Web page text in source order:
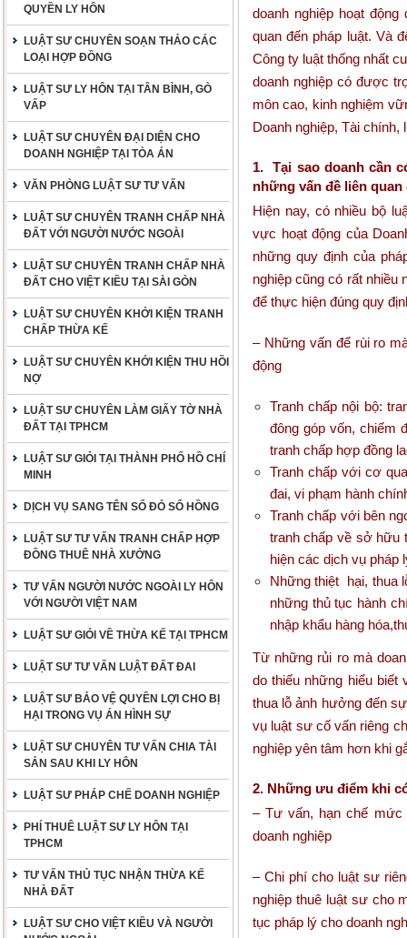
QUYỀN LY HÔN
LUẬT SƯ CHUYÊN SOẠN THẢO CÁC
LOẠI HỢP ĐỒNG
LUẬT SƯ LY HÔN TẠI TÂN BÌNH, GÒ
VẤP
LUẬT SƯ CHUYÊN ĐẠI DIỆN CHO
DOANH NGHIỆP TẠI TÒA ÁN
VĂN PHÒNG LUẬT SƯ TƯ VẤN
LUẬT SƯ CHUYÊN TRANH CHẤP NHÀ
ĐẤT VỚI NGƯỜI NƯỚC NGOÀI
LUẬT SƯ CHUYÊN TRANH CHẤP NHÀ
ĐẤT CHO VIỆT KIỀU TẠI SÀI GÒN
LUẬT SƯ CHUYÊN KHỞI KIỆN TRANH
CHẤP THỪA KẾ
LUẬT SƯ CHUYÊN KHỞI KIỆN THU HỒI
NỢ
LUẬT SƯ CHUYÊN LÀM GIẤY TỜ NHÀ
ĐẤT TẠI TPHCM
LUẬT SƯ GIỎI TẠI THÀNH PHỐ HỒ CHÍ
MINH
DỊCH VỤ SANG TÊN SỔ ĐỎ SỔ HỒNG
LUẬT SƯ TƯ VẤN TRANH CHẤP HỢP
ĐỒNG THUÊ NHÀ XƯỞNG
TƯ VẤN NGƯỜI NƯỚC NGOÀI LY HÔN
VỚI NGƯỜI VIỆT NAM
LUẬT SƯ GIỎI VỀ THỪA KẾ TẠI TPHCM
LUẬT SƯ TƯ VẤN LUẬT ĐẤT ĐAI
LUẬT SƯ BẢO VỆ QUYỀN LỢI CHO BỊ
HẠI TRONG VỤ ÁN HÌNH SỰ
LUẬT SƯ CHUYÊN TƯ VẤN CHIA TÀI
SẢN SAU KHI LY HÔN
LUẬT SƯ PHÁP CHẾ DOANH NGHIỆP
PHÍ THUÊ LUẬT SƯ LY HÔN TẠI
TPHCM
TƯ VẤN THỦ TỤC NHẬN THỪA KẾ
NHÀ ĐẤT
LUẬT SƯ CHO VIỆT KIỀU VÀ NGƯỜI
doanh nghiệp hoạt
quan đến pháp luật. Và
Công ty luật thống nhất
doanh nghiệp có được
môn cao, kinh nghiệm
Doanh nghiệp, Tài
1. Tại sao doanh cần
những vấn đề liên quan
Hiện nay, có nhiều bộ
vực hoạt động của
những quy định của
nghiệp cũng có rất
để thực hiện đúng quy
– Những vấn để rùi ro
động
Tranh chấp nội bộ:
đông góp vốn, chiếm
tranh chấp hợp đồng
Tranh chấp với cơ
đai, vi phạm hành
Tranh chấp với bên
tranh chấp về sở hữu
hiện các dịch vụ pháp
Những thiệt hại, thua
những thủ tục hành
nhập khẩu hàng
Từ những rủi ro mà
do thiếu những hiểu biết
thua lỗ ảnh hưởng đến
vụ luật sư cố vấn riêng
nghiệp yên tâm hơn khi
2. Những ưu điểm khi
– Tư vấn, hạn chế mức
doanh nghiệp
– Chi phí cho luật sư
nghiệp thuê luật sư cho
tục pháp lý cho doanh